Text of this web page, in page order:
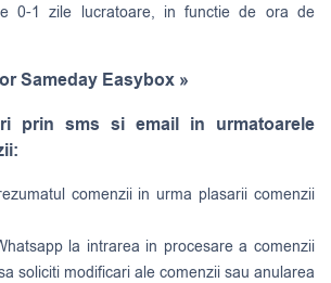
0-1 zile lucratoare, in functie de ora de
Sameday Easybox »
prin sms si email in urmatoarele
comenzii in urma plasarii comenzii
la intrarea in procesare a comenzii
soliciti modificari ale comenzii sau anularea